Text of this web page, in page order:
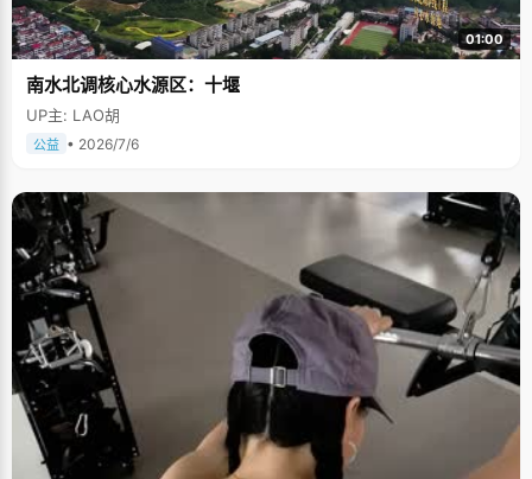
01:00
南水北调核心水源区：十堰
UP主: LAO胡
公益 • 2026/7/6